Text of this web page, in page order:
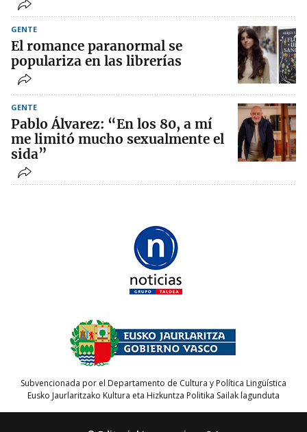
GENTE
El romance paranormal se
populariza en las librerías
GENTE
Pablo Álvarez: “En los 80, a mí
me limitó mucho sexualmente el
sida”
Subvencionada por el Departamento de Cultura y Política Lingüística
Eusko Jaurlaritzako Kultura eta Hizkuntza Politika Sailak lagunduta